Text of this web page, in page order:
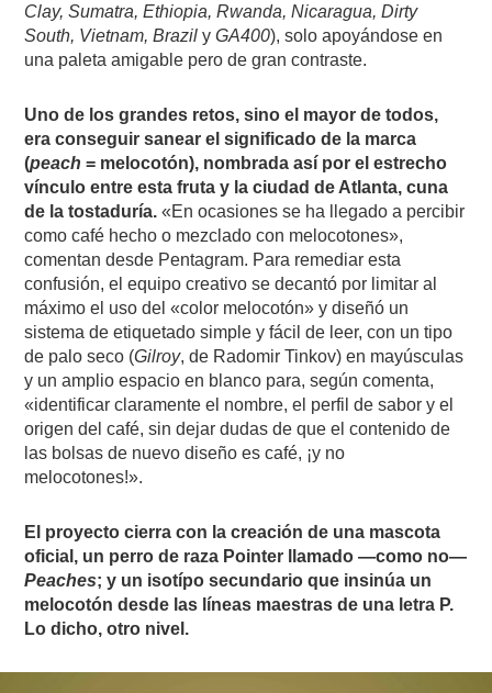
Clay, Sumatra, Ethiopia, Rwanda, Nicaragua, Dirty
South, Vietnam, BrazilyGA400), solo apoyándose en
una paleta amigable pero de gran contraste.
Uno de los grandes retos, sino el mayor de todos,
era conseguir sanear el significado de la marca
(peach = melocotón), nombrada así por el estrecho
vínculo entre esta fruta y la ciudad de Atlanta, cuna
de la tostaduría. «En ocasiones se ha llegado a percibir
como café hecho o mezclado con melocotones»,
comentan desde Pentagram. Para remediar esta
confusión, el equipo creativo se decantó por limitar al
máximo el uso del «color melocotón» y diseñó un
sistema de etiquetado simple y fácil de leer, con un tipo
de palo seco (Gilroy, de Radomir Tinkov) en mayúsculas
y un amplio espacio en blanco para, según comenta,
«identificar claramente el nombre, el perfil de sabor y el
origen del café, sin dejar dudas de que el contenido de
las bolsas de nuevo diseño es café, ¡y no
melocotones!».
El proyecto cierra con la creación de una mascota
oficial, un perro de raza Pointer llamado —como no—
Peaches; y un isotípo secundario que insinúa un
melocotón desde las líneas maestras de una letra P.
Lo dicho, otro nivel.